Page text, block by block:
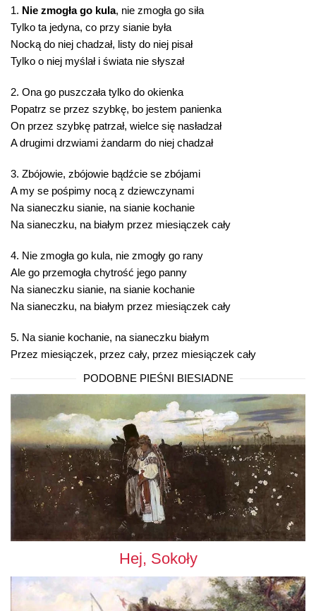
1. Nie zmogła go kula, nie zmogła go siła
Tylko ta jedyna, co przy sianie była
Nocką do niej chadzał, listy do niej pisał
Tylko o niej myślał i świata nie słyszał
2. Ona go puszczała tylko do okienka
Popatrz se przez szybkę, bo jestem panienka
On przez szybkę patrzał, wielce się nasładzał
A drugimi drzwiami żandarm do niej chadzał
3. Zbójowie, zbójowie bądźcie se zbójami
A my se pośpimy nocą z dziewczynami
Na sianeczku sianie, na sianie kochanie
Na sianeczku, na białym przez miesiączek cały
4. Nie zmogła go kula, nie zmogły go rany
Ale go przemogła chytrość jego panny
Na sianeczku sianie, na sianie kochanie
Na sianeczku, na białym przez miesiączek cały
5. Na sianie kochanie, na sianeczku białym
Przez miesiączek, przez cały, przez miesiączek cały
PODOBNE PIEŚNI BIESIADNE
Hej, Sokoły